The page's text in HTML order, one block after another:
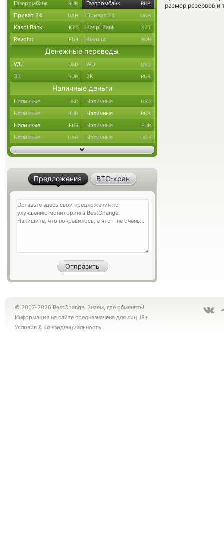
размер резервов и
Газпромбанк RUB Газпромбанк RUB
Приват 24 UAH Приват 24 UAH
Kaspi Bank KZT Kaspi Bank KZT
Revolut EUR Revolut EUR
Денежные переводы
WU USD WU USD
ЗК RUB ЗК RUB
Наличные деньги
Наличные USD Наличные USD
Наличные RUB Наличные RUB
Наличные EUR Наличные EUR
Наличные UAH Наличные UAH
Предложения BTC-кран
© 2007-2026 BestChange. Знаем, где обменять!
Информация на сайте предназначена для лиц 18+
Условия & Конфиденциальность